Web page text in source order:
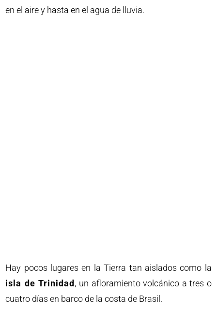
en el aire y hasta en el agua de lluvia.
Hay pocos lugares en la Tierra tan aislados como la
isla de Trinidad , un afloramiento volcánico a tres o
cuatro días en barco de la costa de Brasil.